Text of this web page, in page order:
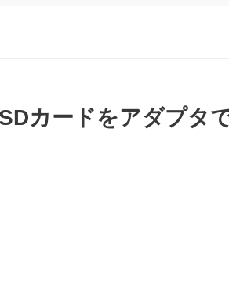
SDカードをアダプタ